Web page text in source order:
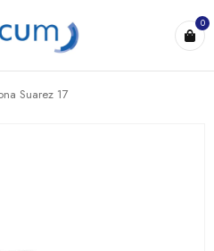
0
Suarez 17